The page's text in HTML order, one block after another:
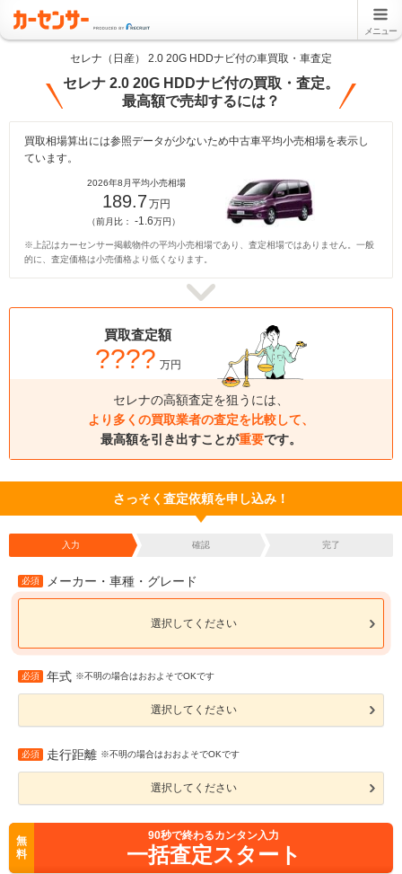
メニュー
セレナ（日産） 2.0 20G HDDナビ付の車買取・車査定
セレナ 2.0 20G HDDナビ付の買取・査定。
最高額で売却するには？
買取相場算出には参照データが少ないため中古車平均小売相場を表示し
ています。
2026年8月平均小売相場
189.7万円
（前月比： -1.6万円）
※上記はカーセンサー掲載物件の平均小売相場であり、査定相場ではありません。一般
的に、査定価格は小売価格より低くなります。
買取査定額
???? 万円
セレナの高額査定を狙うには、
より多くの買取業者の査定を比較して、
最高額を引き出すことが重要です。
さっそく査定依頼を申し込み！
入力 確認 完了
必須 メーカー・車種・グレード
選択してください
必須 年式 ※不明の場合はおおよそでOKです
選択してください
必須 走行距離 ※不明の場合はおおよそでOKです
選択してください
無
料
90秒で終わるカンタン入力
一括査定スタート